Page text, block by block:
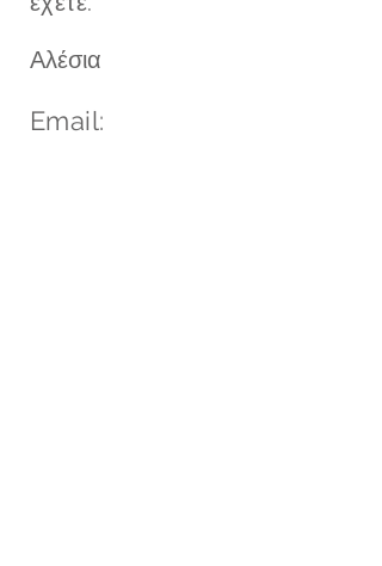
​Αλέσια
Email: